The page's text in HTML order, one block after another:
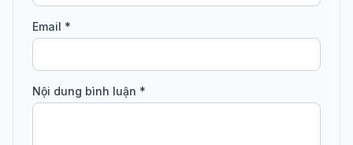
Email *
Nội dung bình luận *